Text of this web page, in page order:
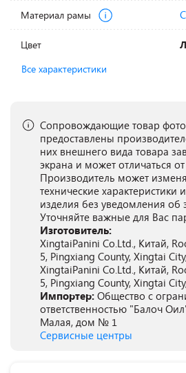
Материал рамы
Цвет
Все характеристики
Сопровождающие товар
предоставлены
них внешнего вида товара
экрана и может отличаться
Производитель может
технические характеристики
изделия без уведомления об
Уточняйте важные для Вас
Изготовитель:
XingtaiPanini Co.Ltd., Китай,
5, Pingxiang County, Xingtai
XingtaiPanini Co.Ltd., Китай,
5, Pingxiang County, Xingtai
Импортер: Общество с
ответственностью "Балоч
Малая, дом № 1
Сервисные центры